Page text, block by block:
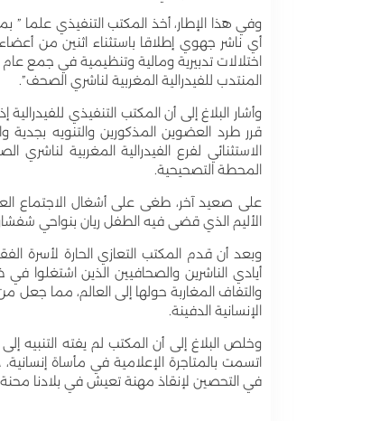
وفي هذا الإطار، أخذ المكتب التنفيذي علما ”
أي ناشر جهوي إطلاقا باستثناء اثنين من
اختلالات تدبيرية ومالية وتنظيمية في جمع
المنتدب للفيدرالية المغربية لناشري الصحف”.
وأشار البلاغ إلى أن المكتب التنفيذي
قرر طرد العضوين المذكورين والتنويه بجدية
الاستثنائي لفرع الفيدرالية المغربية
المحطة التصحيحية.
على صعيد آخر، طغى على أشغال الاجتماع
الأليم الذي قضى فيه الطفل ريان بنواحي
وبعد أن قدم المكتب التعازي الحارة لأسرة
أيادي الناشرين والصحافيين الذين اشتغلوا
والتفاف المغاربة حولها إلى العالم، مما جعل
الإنسانية الدفينة.
وخلص البلاغ إلى أن المكتب لم يفته التنبيه
اتسمت بالمتاجرة الإعلامية في مأساة
في التحصين لإنقاذ مهنة تعيش في بلادنا